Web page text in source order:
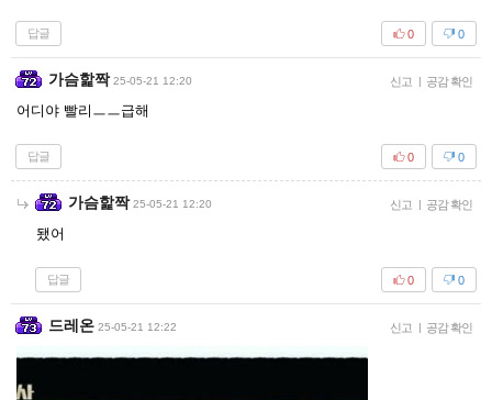
답글 0
0
가슴핥짝 25-05-21 12:20 신고 | 공감 확인
어디야 빨리ㅡㅡ급해
답글 0
0
가슴핥짝 25-05-21 12:20 신고 | 공감 확인
됐어
답글 0
0
드레온 25-05-21 12:22 신고 | 공감 확인